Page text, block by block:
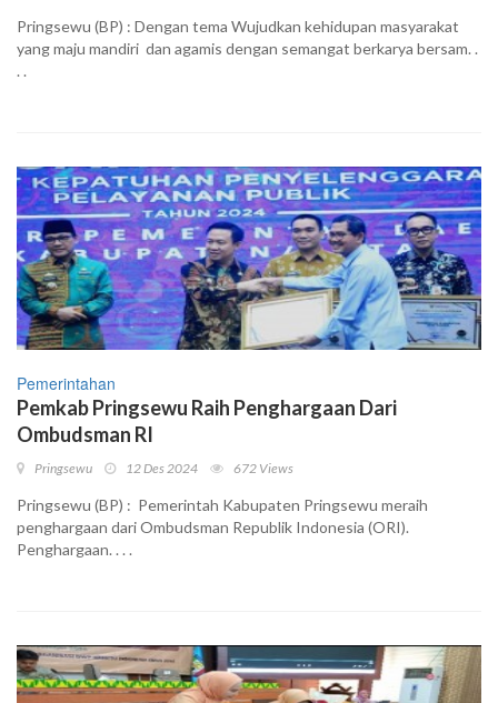
Pringsewu (BP) : Dengan tema Wujudkan kehidupan masyarakat
yang maju mandiri dan agamis dengan semangat berkarya bersam. .
. .
Pemerintahan
Pemkab Pringsewu Raih Penghargaan Dari
Ombudsman RI
Pringsewu 12 Des 2024 672 Views
Pringsewu (BP) : Pemerintah Kabupaten Pringsewu meraih
penghargaan dari Ombudsman Republik Indonesia (ORI).
Penghargaan. . . .